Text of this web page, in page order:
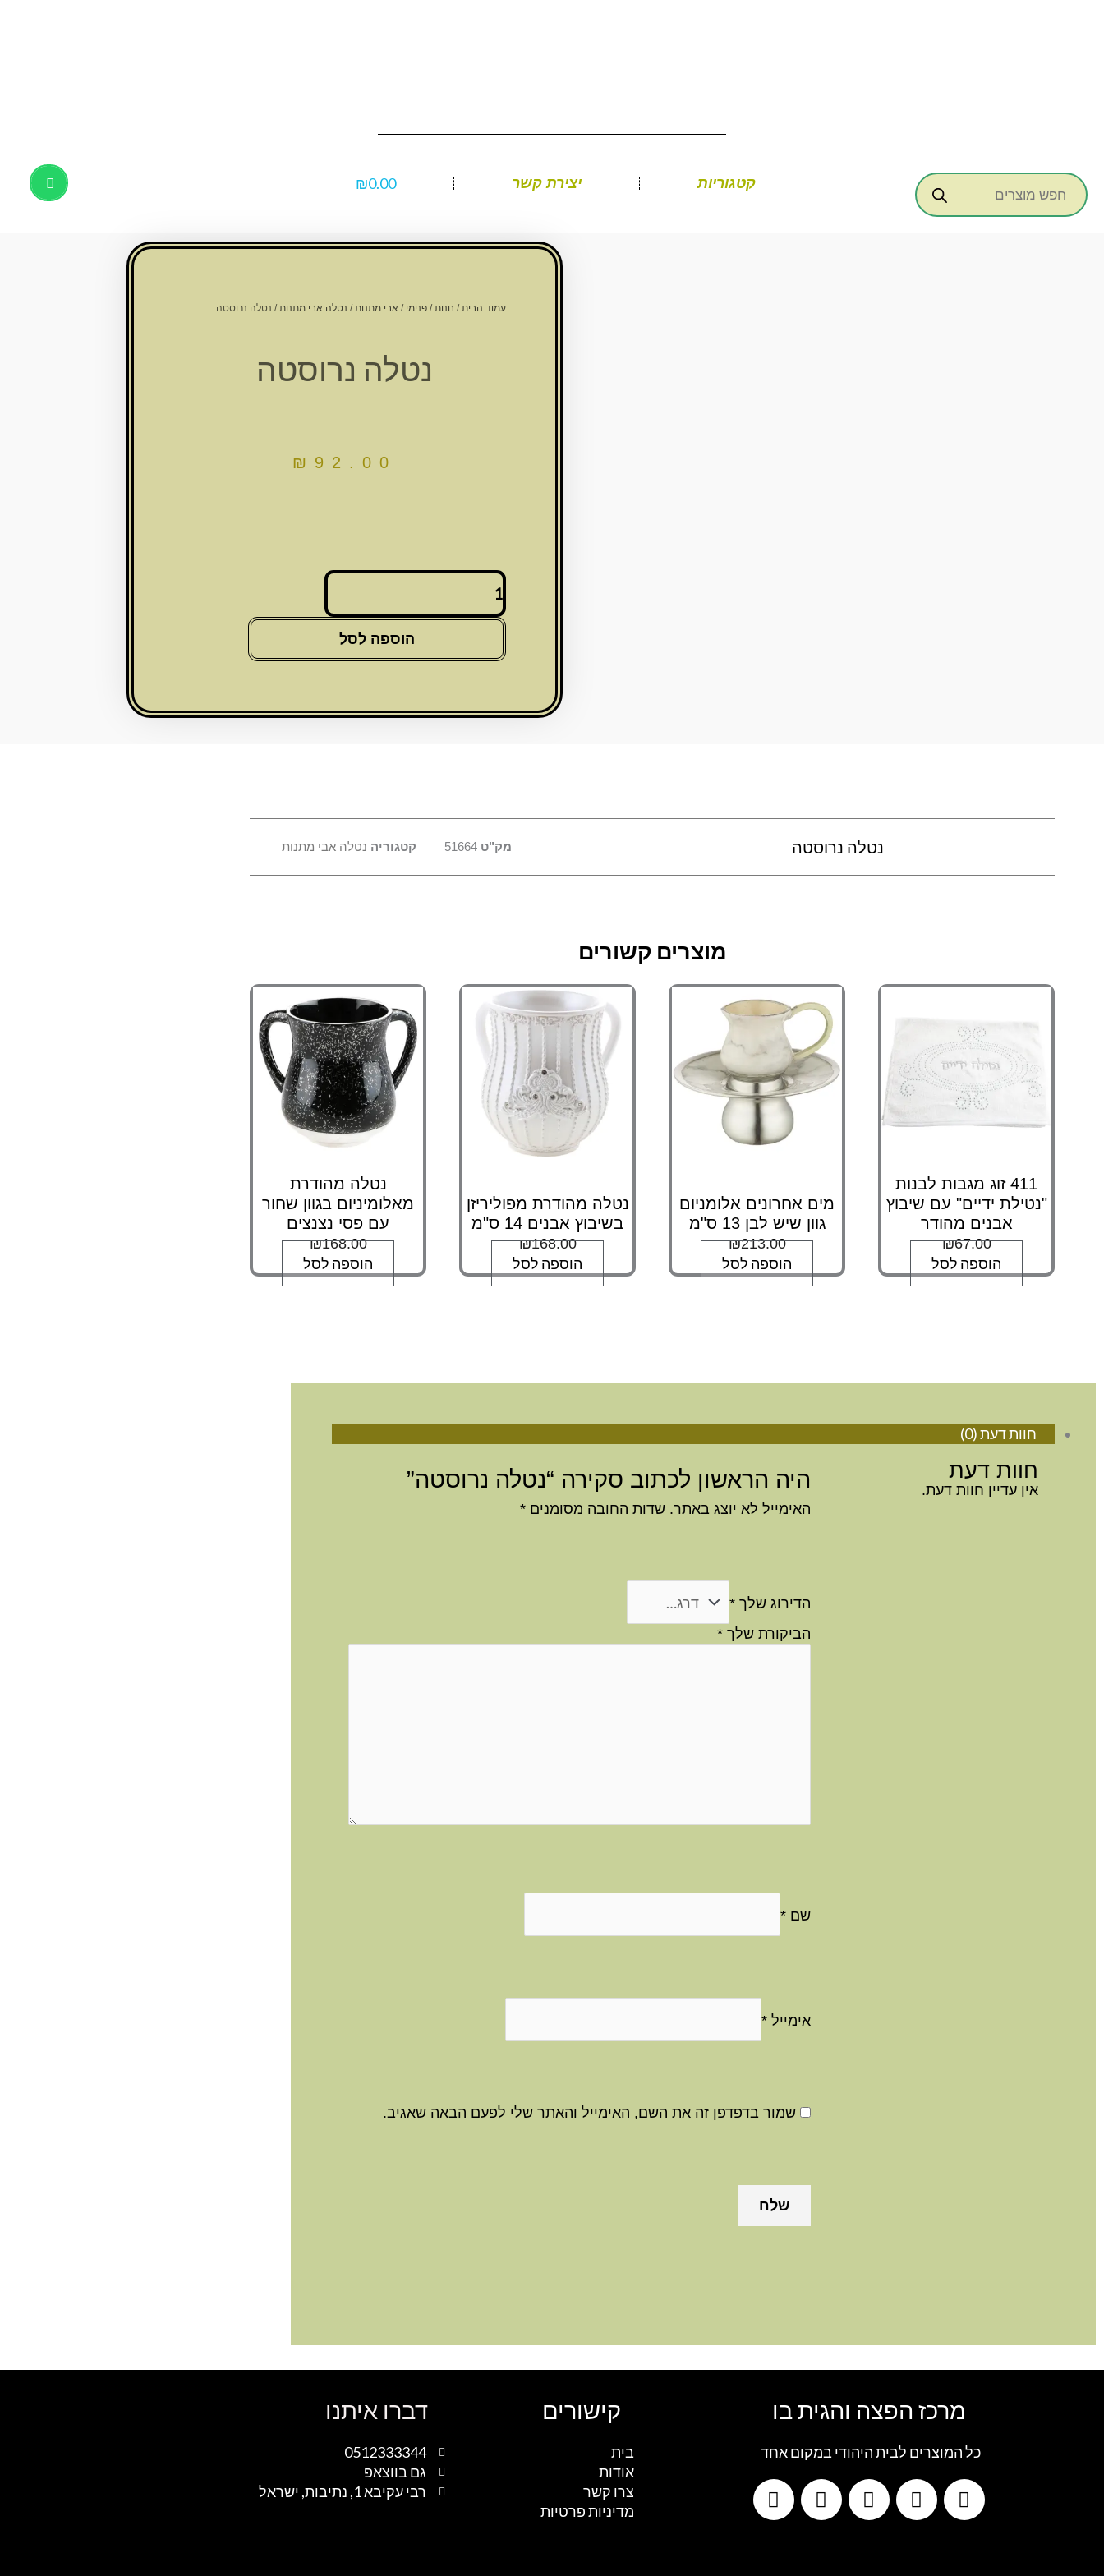
Products
search
קטגוריות יצירת קשר ₪0.00
עמוד הבית/ חנות/ פנימי / אבי מתנות/ נטלה אבי מתנות/ נטלה נרוסטה
נטלה נרוסטה
₪ 92.00
כמות
של
נטלה
הוספה לסל
נטלה נרוסטה מק"ט 51664 קטגוריה נטלה אבי מתנות
מוצרים קשורים
411 זוג מגבות לבנות
"נטילת ידיים" עם שיבוץ
אבנים מהודר
₪67.00
הוספה לסל
מים אחרונים אלומניום
גוון שיש לבן 13 ס"מ
₪213.00
הוספה לסל
נטלה מהודרת מפוליריזן
בשיבוץ אבנים 14 ס"מ
₪168.00
הוספה לסל
נטלה מהודרת
מאלומיניום בגוון שחור
עם פסי נצנצים
₪168.00
הוספה לסל
חוות דעת (0)
חוות דעת
אין עדיין חוות דעת. היה הראשון לכתוב סקירה “נטלה נרוסטה”
האימייל לא יוצג באתר. שדות החובה מסומנים *
הדירוג שלך *
הביקורת שלך *
שם *
אימייל *
שמור בדפדפן זה את השם, האימייל והאתר שלי לפעם הבאה שאגיב.
מרכז הפצה והגית בו
כל המוצרים לבית היהודי במקום אחד
קישורים
בית
אודות
צרו קשר
מדיניות פרטיות
דברו איתנו
0512333344
גם בווצאפ
רבי עקיבא 1, נתיבות, ישראל